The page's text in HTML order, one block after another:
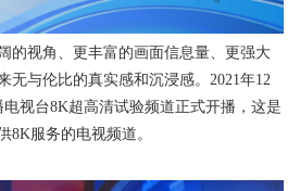
的视角、更丰富的画面信息量、更强大
无与伦比的真实感和沉浸感。2021年12
电视台8K超高清试验频道正式开播，这是
8K服务的电视频道。